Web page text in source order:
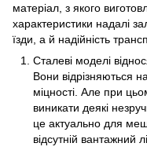
матеріал, з якого
характеристики надалі
їзди, а й надійність
Сталеві моделі
Вони відрізняються
міцності. Але при
виникати деякі
це актуально для
відсутній вантажний